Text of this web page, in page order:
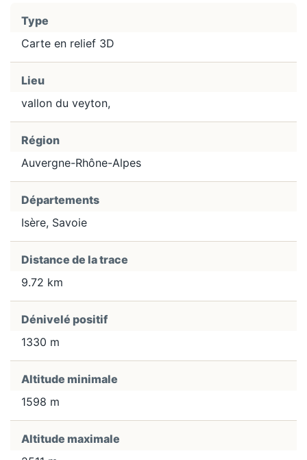
Type
Carte en relief 3D
Lieu
vallon du veyton,
Région
Auvergne-Rhône-Alpes
Départements
Isère, Savoie
Distance de la trace
9.72 km
Dénivelé positif
1330 m
Altitude minimale
1598 m
Altitude maximale